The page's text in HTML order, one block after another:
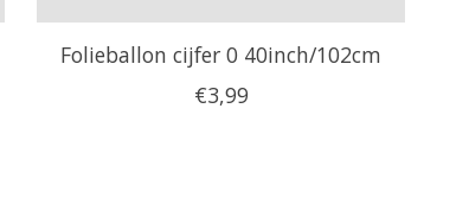
Folieballon cijfer 0 40inch/102cm
€3,99